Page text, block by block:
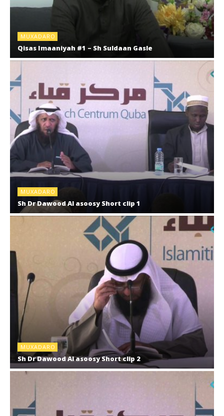
MUXADARO
Qisas Imaaniyah #1 – Sh Suldaan Gasle
MUXADARO
Sh Dr Dawood Al asoosy Short clip 1
MUXADARO
Sh Dr Dawood Al asoosy Short clip 2